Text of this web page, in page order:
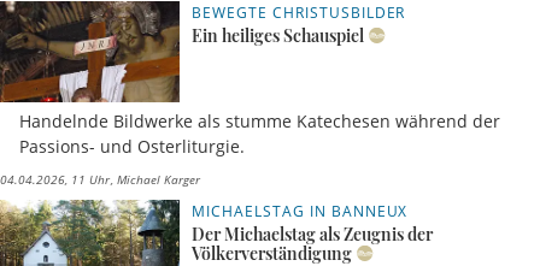
BEWEGTE CHRISTUSBILDER
Ein heiliges Schauspiel
Handelnde Bildwerke als stumme Katechesen während der
Passions- und Osterliturgie.
04.04.2026, 11 Uhr Michael Karger
MICHAELSTAG IN BANNEUX
Der Michaelstag als Zeugnis der
Völkerverständigung